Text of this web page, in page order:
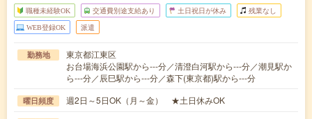
職種未経験OK 交通費別途支給あり 土日祝日が休み 残業なし
WEB登録OK 派遣
勤務地
東京都江東区
お台場海浜公園駅から---分／清澄白河駅から---分／潮見駅か
ら---分／辰巳駅から---分／森下(東京都)駅から---分
曜日頻度 週2日～5日OK（月～金） ★土日休みOK